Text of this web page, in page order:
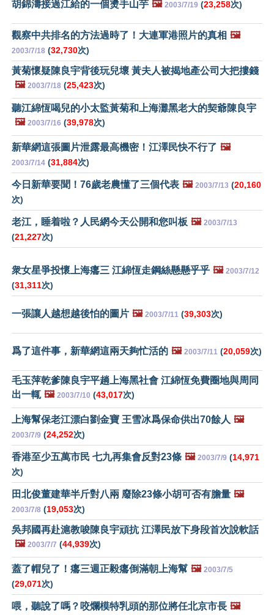
胡錦濤接過江給的一個燙手山芋 🖼️ 2003/7/19 (23,258次)
觀察中共排名的方法過時了！大連軍港照片的真相 🖼️
2003/7/18 (32,730次)
黃菊懷疑陳良宇背後玩兒壞 黃夫人被揭地產公司大把摟錢
🖼️ 2003/7/18 (25,423次)
聽江綿恆喝兒的小太監黃菊和上海灘黑老大的契爺陳良宇
🖼️ 2003/7/16 (39,978次)
新華網這張圖片泄露最高機密！江澤民快不行了 🖼️
2003/7/14 (31,884次)
今日新華要聞！76歲老農懂了三個代表 🖼️ 2003/7/13 (20,160
次)
老江，睡着啦？人民網今天公開和您叫板 🖼️ 2003/7/13
(21,227次)
衆女星爭投懷上海癟三 江綿恆走鋼絲懸懸乎乎 🖼️ 2003/7/12
(31,311次)
一張讓人越想越後怕的圖片 🖼️ 2003/7/11 (39,303次)
爲了這件事，新華網這兩天夠忙活的 🖼️ 2003/7/11 (20,059次)
毛玉萍乾爹陳良宇平趟上海黑社會 江綿恆免費圈地與周同
出一輒 🖼️ 2003/7/10 (43,017次)
上海幫保老江漂白劉金寶 王雪冰爲保命供出70餘人 🖼️
2003/7/9 (24,252次)
香港至少五萬市民 七九再集會反對23條 🖼️ 2003/7/9 (14,971
次)
田北俊董建華半斤對八兩 廢除23條小胡可否有膽量 🖼️
2003/7/8 (19,053次)
吳邦國再赴滬教唆陳良宇頑抗 江澤民放下身段首次說軟話
🖼️ 2003/7/7 (44,939次)
蓋了帽兒了！癟三週正毅癟倒滿朝上海幫 🖼️ 2003/7/5
(29,071次)
喂，聽說了嗎？咬爛模特乳頭的那位將任北京市長 🖼️